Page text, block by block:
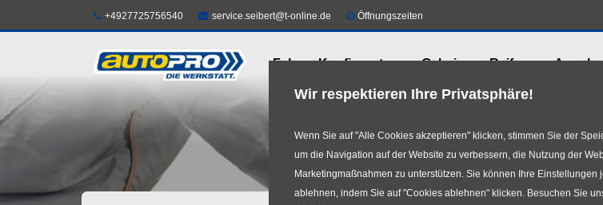
Wir respektieren Ihre Privatsphäre!
Wenn Sie auf "Alle Cookies akzeptieren" klicken, stimmen Sie der
um die Navigation auf der Website zu verbessern, die Nutzung der
Marketingmaßnahmen zu unterstützen. Sie können Ihre
ablehnen, indem Sie auf "Cookies ablehnen" klicken. Besuchen Sie
Telefon:
+4927725756540 E-Mail:service.seibert@t-online.de Öffnungszeiten
Felgen-Konfigurator Galerie Reifen